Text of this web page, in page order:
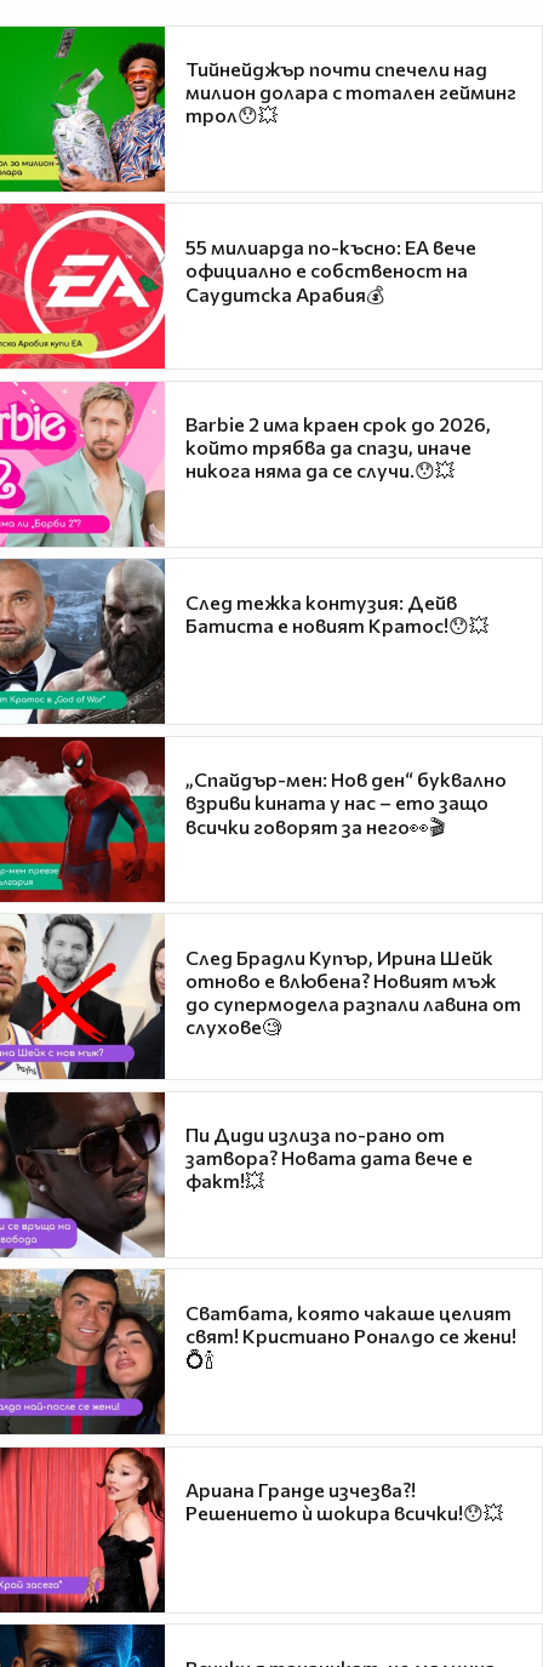
Тийнейджър почти спечели над
милион долара с тотален гейминг
трол😯💥
55 милиарда по-късно: EA вече
официално е собственост на
Саудитска Арабия💰
Barbie 2 има краен срок до 2026,
който трябва да спази, иначе
никога няма да се случи.😯💥
След тежка контузия: Дейв
Батиста е новият Кратос!😯💥
„Спайдър-мен: Нов ден“ буквално
взриви кината у нас – ето защо
всички говорят за него👀🎬
След Брадли Купър, Ирина Шейк
отново е влюбена? Новият мъж
до супермодела разпали лавина от
слухове🧐
Пи Диди излиза по-рано от
затвора? Новата дата вече е
факт!💥
Сватбата, която чакаше целият
свят! Кристиано Роналдо се жени!
💍🍾
Ариана Гранде изчезва?!
Решението ѝ шокира всички!😯💥